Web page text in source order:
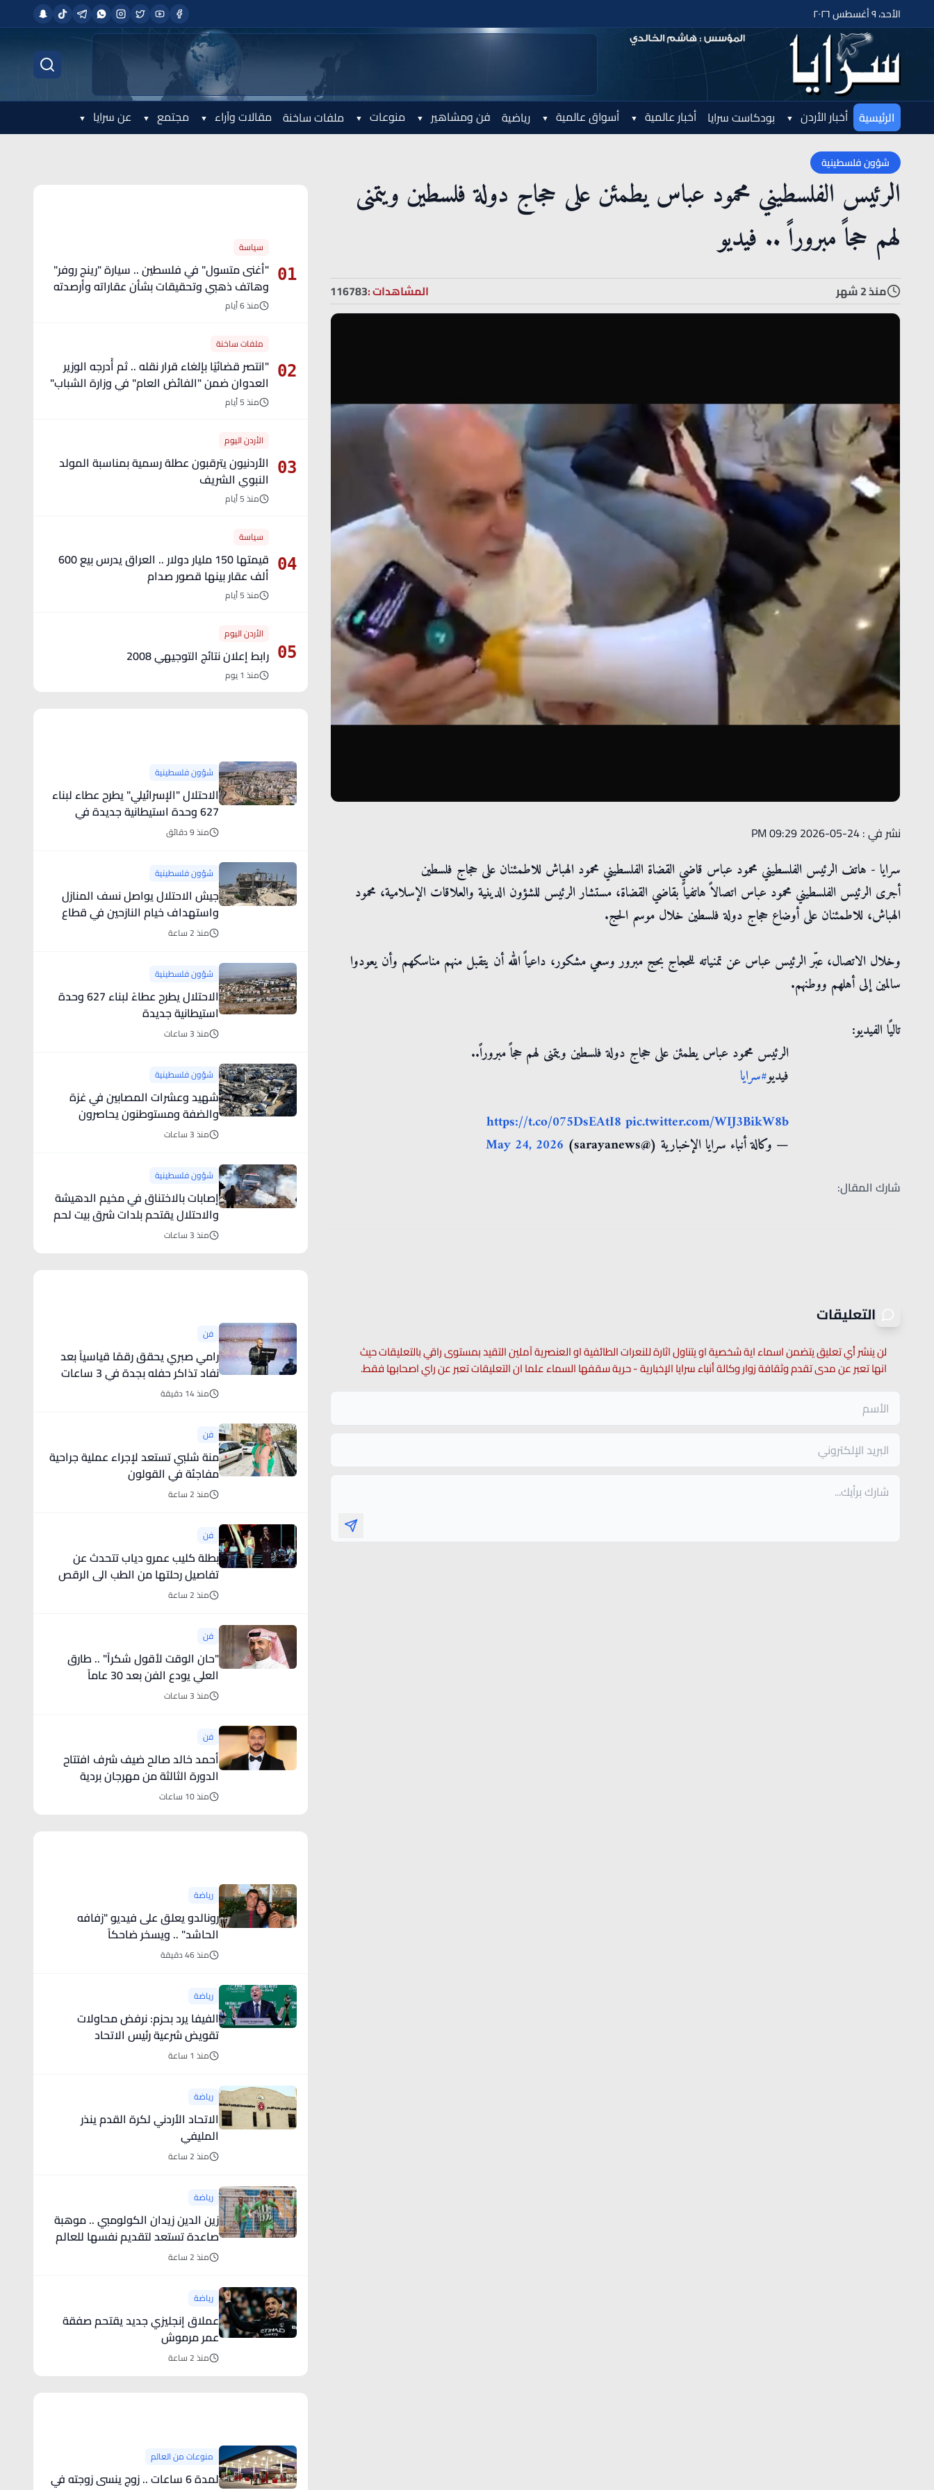
الأحد، ٩ أغسطس ٢٠٢٦
الرئيسية أخبار الأردن بودكاست سرايا أخبار عالمية أسواق عالمية رياضية فن ومشاهير منوعات ملفات ساخنة مقالات وآراء مجتمع عن سرايا
شؤون فلسطينية
الرئيس الفلسطيني محمود عباس يطمئن على حجاج دولة فلسطين ويتمنى
لهم حجاً مبروراً .. فيديو
منذ 2 شهر المشاهدات :116783
نشر في : 24-05-2026 09:29 PM
سرايا - هاتف الرئيس الفلسطيني محمود عباس قاضي القضاة الفلسطيني محمود الهباش للاطمئنان على حجاج فلسطين
أجرى الرئيس الفلسطيني محمود عباس اتصالاً هاتفياً بقاضي القضاة، مستشار الرئيس للشؤون الدينية والعلاقات الإسلامية، محمود
الهباش، للاطمئنان على أوضاع حجاج دولة فلسطين خلال موسم الحج.
وخلال الاتصال، عبّر الرئيس عباس عن تمنياته للحجاج بحج مبرور وسعي مشكور، داعياً الله أن يتقبل منهم مناسكهم وأن يعودوا
سالمين إلى أهلهم ووطنهم.
تاليًا الفيديو:
الرئيس محمود عباس يطمئن على حجاج دولة فلسطين ويتمنى لهم حجاً مبروراً..
فيديو#سرايا
https://t.co/075DsEAtI8 pic.twitter.com/WIJ3BikW8b
— وكالة أنباء سرايا الإخبارية (@sarayanews)
May 24, 2026
شارك المقال:
التعليقات
لن ينشر أي تعليق يتضمن اسماء اية شخصية او يتناول اثارة للنعرات الطائفية او العنصرية آملين التقيد بمستوى راقي بالتعليقات حيث
انها تعبر عن مدى تقدم وثقافة زوار وكالة أنباء سرايا الإخبارية - حرية سقفها السماء علما ان التعليقات تعبر عن راي اصحابها فقط.
01
سياسة
"أغنى متسول" في فلسطين .. سيارة "رينج روفر"
وهاتف ذهبي وتحقيقات بشأن عقاراته وأرصدته
منذ 6 أيام
02
ملفات ساخنة
"انتصر قضائيًا بإلغاء قرار نقله .. ثم أُدرجه الوزير
العدوان ضمن "الفائض العام" في وزارة الشباب"
- تفاصيل
منذ 5 أيام
03
الأردن اليوم
الأردنيون يترقبون عطلة رسمية بمناسبة المولد
النبوي الشريف
منذ 5 أيام
04
سياسة
قيمتها 150 مليار دولار .. العراق يدرس بيع 600
ألف عقار بينها قصور صدام
منذ 5 أيام
05
الأردن اليوم
رابط إعلان نتائج التوجيهي 2008
منذ 1 يوم
شؤون فلسطينية
الاحتلال "الإسرائيلي" يطرح عطاء لبناء
627 وحدة استيطانية جديدة في
القدس
منذ 9 دقائق
شؤون فلسطينية
جيش الاحتلال يواصل نسف المنازل
واستهداف خيام النازحين في قطاع
غزةمنذ 2 ساعة
شؤون فلسطينية
الاحتلال يطرح عطاءً لبناء 627 وحدة
استيطانية جديدة
منذ 3 ساعات
شؤون فلسطينية
شهيد وعشرات المصابين في غزة
والضفة ومستوطنون يحاصرون
مسجدا
منذ 3 ساعات
شؤون فلسطينية
إصابات بالاختناق في مخيم الدهيشة
والاحتلال يقتحم بلدات شرق بيت لحم
منذ 3 ساعات
فن
رامي صبري يحقق رقمًا قياسياً بعد
نفاد تذاكر حفله بجدة في 3 ساعات
منذ 14 دقيقة
فن
منة شلبي تستعد لإجراء عملية جراحية
مفاجئة في القولون
منذ 2 ساعة
فن
بطلة كليب عمرو دياب تتحدث عن
تفاصيل رحلتها من الطب الى الرقص
(فيديو)
منذ 2 ساعة
فن
"حان الوقت لأقول شكراً" .. طارق
العلي يودع الفن بعد 30 عاماً
منذ 3 ساعات
فن
أحمد خالد صالح ضيف شرف افتتاح
الدورة الثالثة من مهرجان بردية
السينمائى
منذ 10 ساعات
رياضة
رونالدو يعلق على فيديو "زفافه
الحاشد" .. ويسخر ضاحكاً
منذ 46 دقيقة
رياضة
الفيفا يرد بحزم: نرفض محاولات
تقويض شرعية رئيس الاتحاد
منذ 1 ساعة
رياضة
الاتحاد الأردني لكرة القدم ينذر
المليفي
منذ 2 ساعة
رياضة
زين الدين زيدان الكولومبي .. موهبة
صاعدة تستعد لتقديم نفسها للعالم
منذ 2 ساعة
رياضة
عملاق إنجليزي جديد يقتحم صفقة
عمر مرموش
منذ 2 ساعة
منوعات من العالم
لمدة 6 ساعات .. زوج ينسى زوجته في